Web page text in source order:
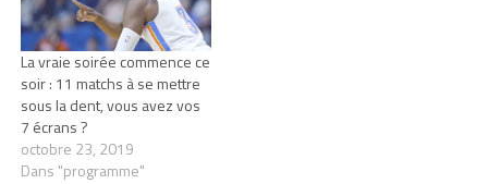
La vraie soirée commence ce
soir : 11 matchs à se mettre
sous la dent, vous avez vos
7 écrans ?
octobre 23, 2019
Dans "programme"